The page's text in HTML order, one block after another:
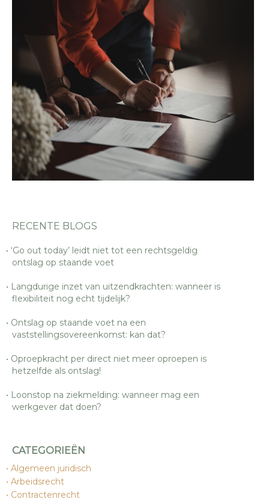
RECENTE BLOGS
‘Go out today’ leidt niet tot een rechtsgeldig
ontslag op staande voet
Langdurige inzet van uitzendkrachten: wanneer is
flexibiliteit nog echt tijdelijk?
Ontslag op staande voet na een
vaststellingsovereenkomst: kan dat?
Oproepkracht per direct niet meer oproepen is
hetzelfde als ontslag!
Loonstop na ziekmelding: wanneer mag een
werkgever dat doen?
CATEGORIEËN
Algemeen juridisch
Arbeidsrecht
Contractenrecht